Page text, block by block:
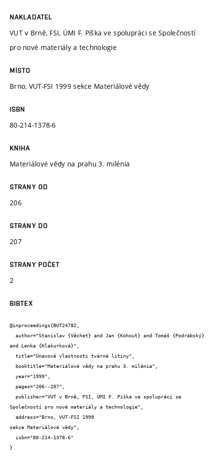
NAKLADATEL
VUT v Brně, FSI, ÚMI F. Píška ve spolupráci se Společností
pro nové materiály a technologie
MÍSTO
Brno, VUT-FSI 1999 sekce Materiálové vědy
ISBN
80-214-1378-6
KNIHA
Materiálové vědy na prahu 3. milénia
STRANY OD
206
STRANY DO
207
STRANY POČET
2
BIBTEX
@inproceedings{BUT24782,
and Lenka {Klakurková}",
Společností pro nové materiály a technologie",
sekce Materiálové vědy",
}